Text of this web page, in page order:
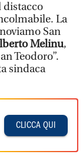
distacco
La
San
Melinu,
Teodoro”.
sindaca
CLICCA QUI